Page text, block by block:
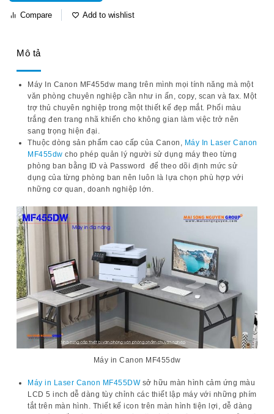
Compare Add to wishlist
Mô tả
Máy In Canon MF455dw mang trên mình mọi tính năng mà một
văn phòng chuyên nghiệp cần như in ấn, copy, scan và fax. Một
trợ thủ chuyên nghiệp trong một thiết kế đẹp mắt. Phối màu
trắng đen trang nhã khiến cho không gian làm việc trở nên
sang trọng hiện đại.
Thuộc dòng sản phẩm cao cấp của Canon, Máy In Laser Canon
MF455dw cho phép quản lý người sử dụng máy theo từng
phòng ban bằng ID và Password để theo dõi định mức sử
dụng của từng phòng ban nên luôn là lựa chọn phù hợp với
những cơ quan, doanh nghiệp lớn.
Máy in Canon MF455dw
Máy in Laser Canon MF455DWsở hữu màn hình cảm ứng màu
LCD 5 inch dễ dàng tùy chỉnh các thiết lập máy với những phím
tắt trên màn hình. Thiết kế icon trên màn hình tiện lợi, dễ dàng